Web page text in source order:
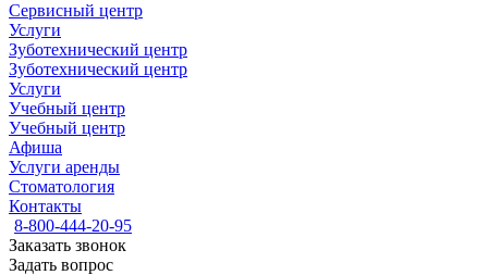
Сервисный центр
Услуги
Зуботехнический центр
Зуботехнический центр
Услуги
Учебный центр
Учебный центр
Афиша
Услуги аренды
Стоматология
Контакты
8-800-444-20-95
Заказать звонок
Задать вопрос